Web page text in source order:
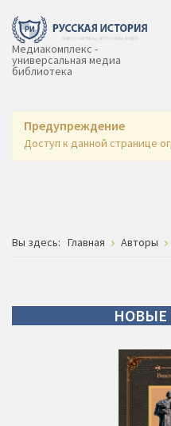
Медиакомплекс -
универсальная медиа
библиотека
Предупреждение
Доступ к данной странице
Вы здесь: Главная Авторы
НОВЫЕ